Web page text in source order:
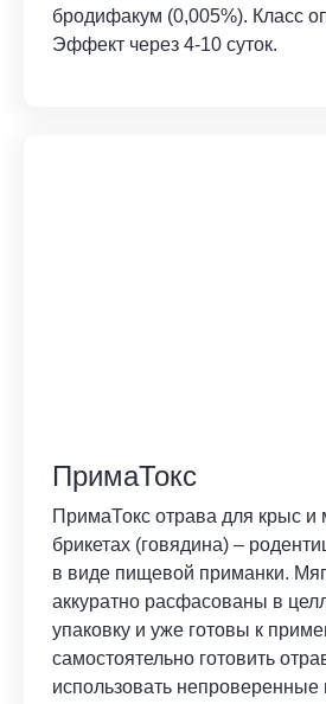
бродифакум (0,005%). Класс
Эффект через 4-10 суток.
ПримаТокс
ПримаТокс отрава для крыс
брикетах (говядина) –
в виде пищевой приманки.
аккуратно расфасованы в
упаковку и уже готовы к
самостоятельно готовить
использовать